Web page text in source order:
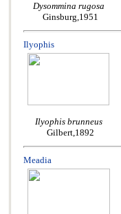
Dysommina rugosa
Ginsburg,1951
Ilyophis
Ilyophis brunneus
Gilbert,1892
Meadia